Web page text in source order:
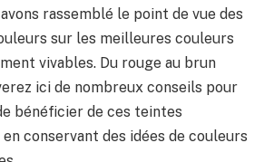
rassemblé le point de vue des
sur les meilleures couleurs
vivables. Du rouge au brun
ici de nombreux conseils pour
bénéficier de ces teintes
conservant des idées de couleurs